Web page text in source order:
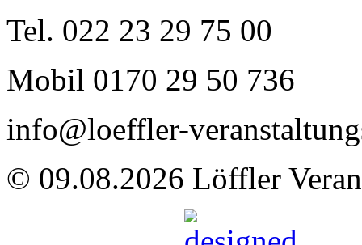
Tel. 022 23 29 75 00
Mobil 0170 29 50 736
info@loeffler-
© 09.08.2026 Löffler